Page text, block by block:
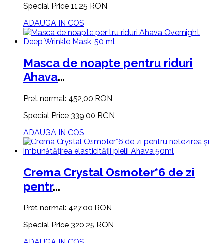
Special Price 11,25 RON
ADAUGA IN COS
Masca de noapte pentru riduri
Ahava...
Pret normal: 452,00 RON
Special Price 339,00 RON
ADAUGA IN COS
Crema Crystal Osmoter*6 de zi
pentr...
Pret normal: 427,00 RON
Special Price 320,25 RON